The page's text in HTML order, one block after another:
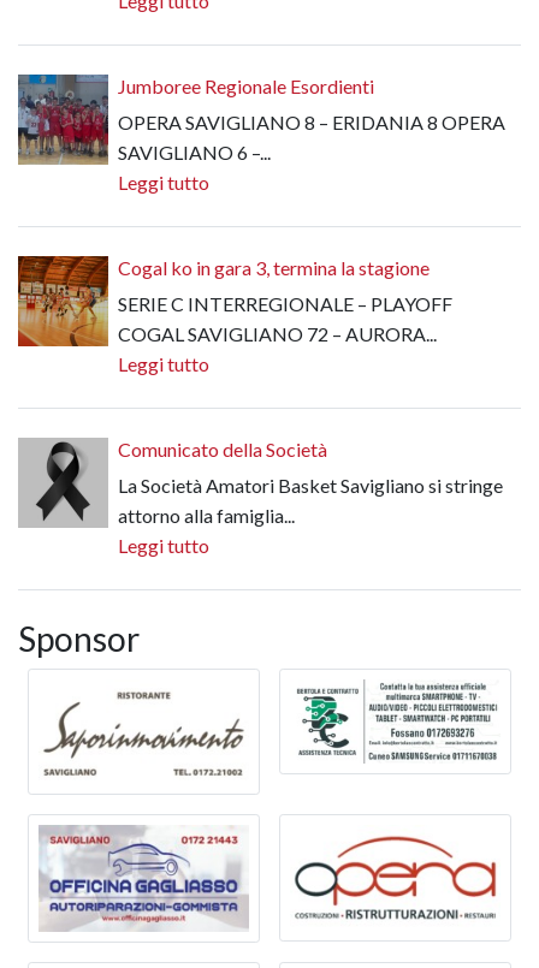
Jumboree Regionale Esordienti
OPERA SAVIGLIANO 8 – ERIDANIA 8 OPERA
SAVIGLIANO 6 –...
Leggi tutto
Cogal ko in gara 3, termina la stagione
SERIE C INTERREGIONALE – PLAYOFF
COGAL SAVIGLIANO 72 – AURORA...
Leggi tutto
Comunicato della Società
La Società Amatori Basket Savigliano si stringe
attorno alla famiglia...
Leggi tutto
Sponsor